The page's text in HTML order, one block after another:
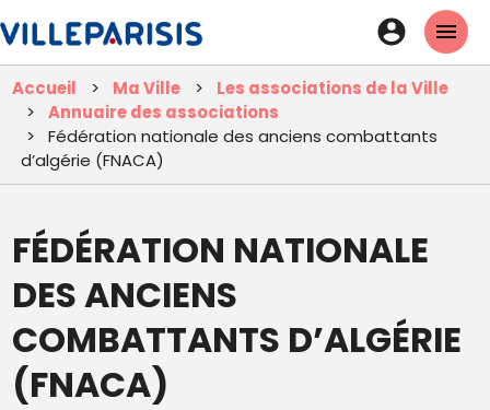
contenu
principal
En-
tête
-
Accueil Ma Ville
Les associations de la Ville
Annuaire des associations
Fédération nationale des anciens combattants
d’algérie (FNACA)
FÉDÉRATION NATIONALE
DES ANCIENS
COMBATTANTS D’ALGÉRIE
(FNACA)